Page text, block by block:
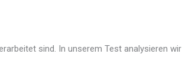
sind. In unserem Test analysieren wir